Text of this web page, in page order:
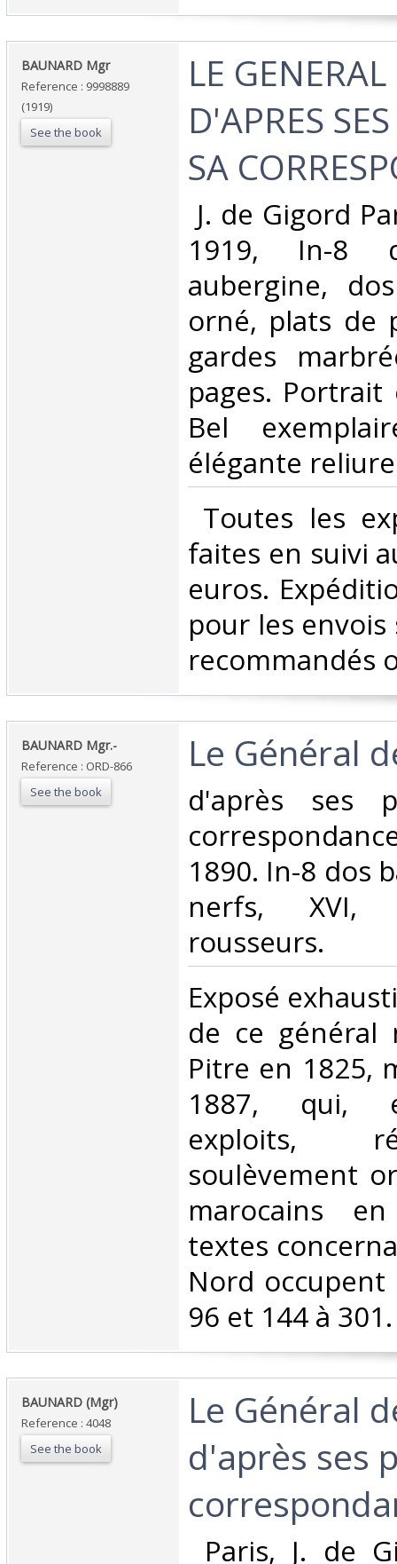
‎BAUNARD Mgr ‎
Reference : 9998889
(1919)
See the book
‎LE
D'APRES
SA
J. de Gigord
1919, In-8
aubergine,
orné, plats de
gardes
pages.
Bel
élégante
Toutes les
faites en suivi
euros.
pour les envois
recommandés
‎BAUNARD Mgr.-‎
Reference : ORD-866
See the book
‎Le Général
‎d'après ses
1890. In-8 dos
nerfs, XVI,
rousseurs.‎
‎Exposé
de ce général
Pitre en 1825,
1887, qui,
exploits,
soulèvement
marocains
textes
Nord occupent
96 et 144 à
‎BAUNARD (Mgr)‎
Reference : 4048
See the book
‎Le Général
d'après ses
Paris, J. de